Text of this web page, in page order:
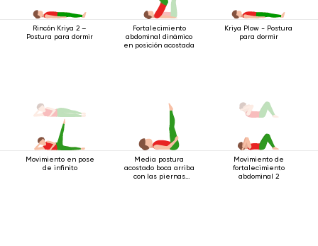
Rincón Kriya 2 –
Postura para dormir
Fortalecimiento
abdominal dinámico
en posición acostada
Kriya Plow - Postura
para dormir
Movimiento en pose
de infinito
Media postura
acostado boca arriba
con las piernas
Movimiento de
fortalecimiento
abdominal 2